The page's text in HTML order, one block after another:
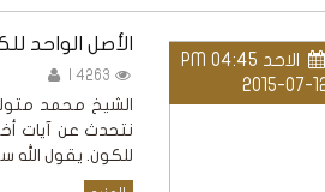
الاحد PM 04:45
2015-07-
الأصل الواحد
الشيخ محمد
نتحدث عن آيات
للكون. يقول الله